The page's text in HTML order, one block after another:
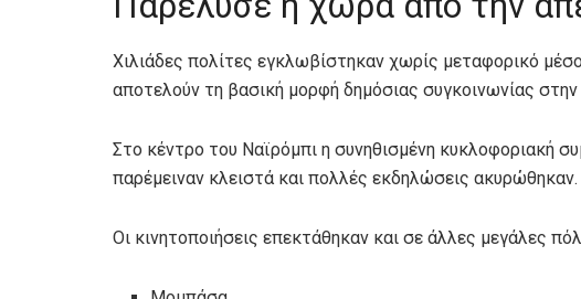
Χιλιάδες πολίτες εγκλωβίστηκαν χωρίς μεταφορικό
αποτελούν τη βασική μορφή δημόσιας συγκοινωνίας
Στο κέντρο του Ναϊρόμπι η συνηθισμένη κυκλοφοριακή
παρέμειναν κλειστά και πολλές εκδηλώσεις ακυρώθηκαν.
Οι κινητοποιήσεις επεκτάθηκαν και σε άλλες μεγάλες